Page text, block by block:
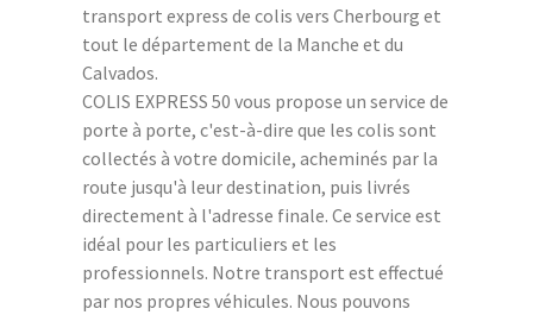
transport express de colis vers Cherbourg et
tout le département de la Manche et du
Calvados.
COLIS EXPRESS 50 vous propose un service de
porte à porte, c'est-à-dire que les colis sont
collectés à votre domicile, acheminés par la
route jusqu'à leur destination, puis livrés
directement à l'adresse finale. Ce service est
idéal pour les particuliers et les
professionnels. Notre transport est effectué
par nos propres véhicules. Nous pouvons